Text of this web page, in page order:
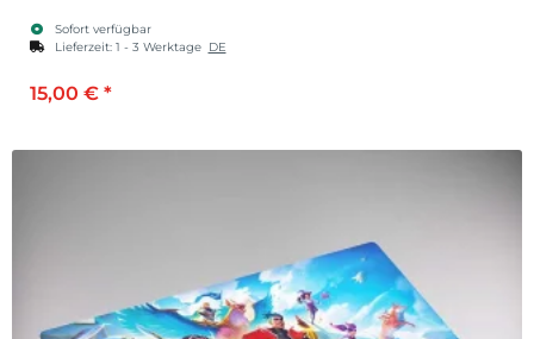
Sofort verfügbar
Lieferzeit: 1 - 3 Werktage DE
15,00 € *